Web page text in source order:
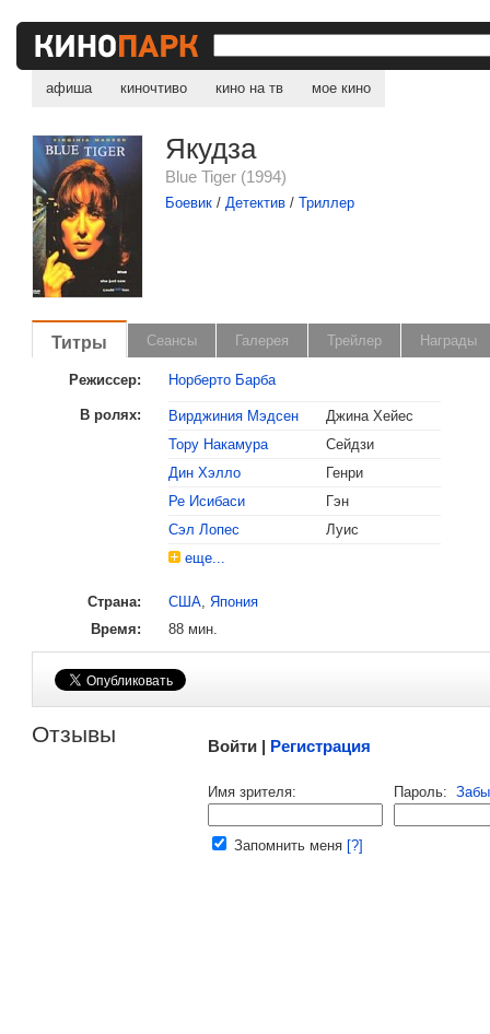
афиша киночтиво кино на тв мое кино
Якудза
Blue Tiger (1994)
Боевик /Детектив /Триллер
Титры Сеансы Галерея Трейлер Награды
Режиссер: Норберто Барба
В ролях: Вирджиния Мэдсен
Джина Хейес
Тору Накамура
Сейдзи
Дин Хэлло
Генри
Ре Исибаси
Гэн
Сэл Лопес
Луис
еще...
Страна: США,Япония
Время:
88 мин.
Отзывы Войти | Регистрация
Имя зрителя: Пароль:
Запомнить меня [?]